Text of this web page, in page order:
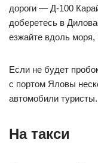
дороги — Д-100
доберетесь в
езжайте вдоль моря,
Если не будет
с портом Яловы
автомобили туристы.
На такси